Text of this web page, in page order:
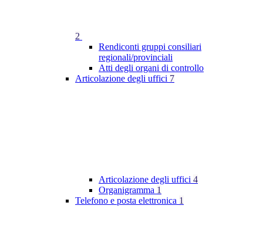
2
Rendiconti gruppi consiliari
regionali/provinciali
Atti degli organi di controllo
Articolazione degli uffici 7
Articolazione degli uffici 4
Organigramma 1
Telefono e posta elettronica 1